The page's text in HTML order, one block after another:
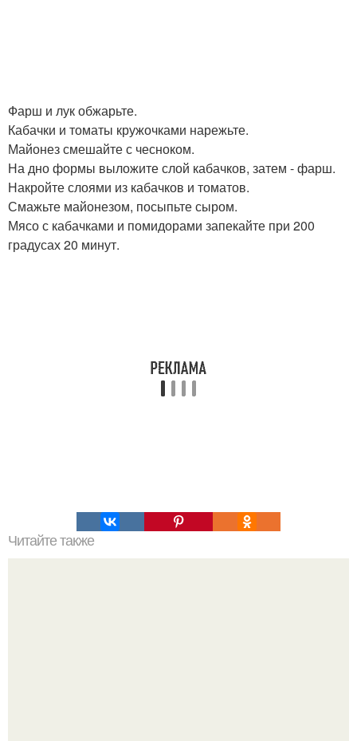
Фарш и лук обжарьте.
Кабачки и томаты кружочками нарежьте.
Майонез смешайте с чесноком.
На дно формы выложите слой кабачков, затем - фарш.
Накройте слоями из кабачков и томатов.
Смажьте майонезом, посыпьте сыром.
Мясо с кабачками и помидорами запекайте при 200
градусах 20 минут.
Читайте также